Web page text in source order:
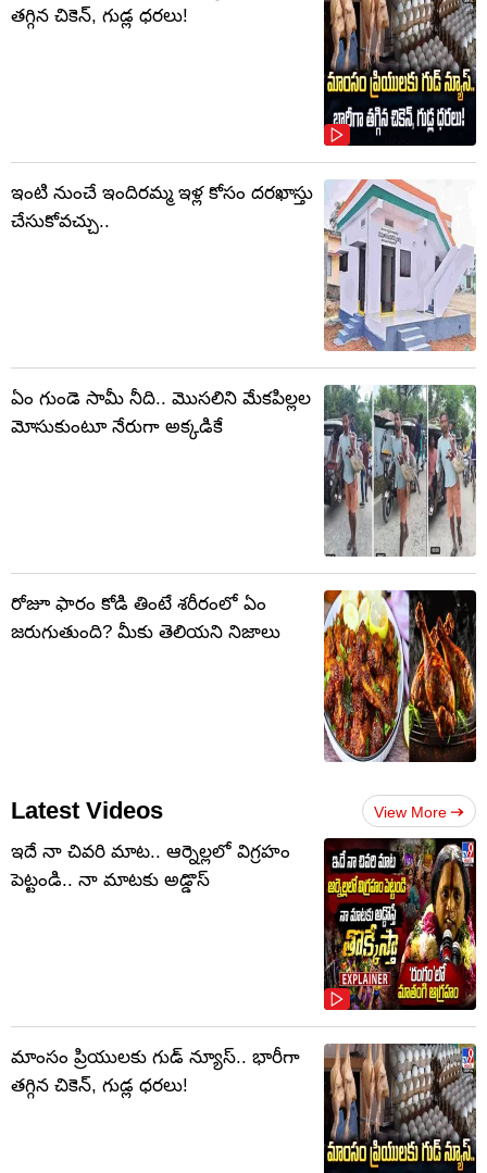
తగ్గిన చికెన్, గుడ్ల ధరలు!
ఇంటి నుంచే ఇందిరమ్మ ఇళ్ల కోసం దరఖాస్తు
చేసుకోవచ్చు..
ఏం గుండె సామీ నీది.. మొసలిని మేకపిల్లల
మోసుకుంటూ నేరుగా అక్కడికే
రోజూ ఫారం కోడి తింటే శరీరంలో ఏం
జరుగుతుంది? మీకు తెలియని నిజాలు
Latest Videos View More
ఇదే నా చివరి మాట.. ఆర్నెల్లలో విగ్రహం
పెట్టండి.. నా మాటకు అడ్డొస్
మాంసం ప్రియులకు గుడ్ న్యూస్.. భారీగా
తగ్గిన చికెన్, గుడ్ల ధరలు!